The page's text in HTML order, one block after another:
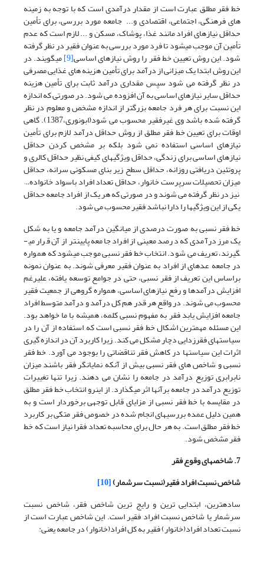
خط فقر مطلق عبارت است از مقدار درآمدی است که با توجه به زمینه
های فرهنگی، اجتماعی، اقتصادی و... جامعه مورد بررسی، برای تأمین
حداقل نیازهای افراد مانند غذا، پوشاک، مسکن و ... لازم است که عدم
تأمین آن موجب می­شود تا فرد مورد بررسی به عنوان فقیر در نظر گرفته
شود. این روش تعیین خط فقر را روش نیازهای اساسی[9] می­گویند. در
این روش ابتدا یک میزانی از درآمد برای تأمین هزینه های غذایی مصرفی
در نظر گرفته می شود سپس مقداری درآمد ثابت برای تأمین هزینه
حداقل سایر نیازهای اساسی به آن افزوده می شود. در صورتی که اندازه
این نسبت برای هر فرد جامعه بزرگتر از اندازه مشخص و معلوم در نظر
گرفته شده باشد وی غیرفقیر محسوب می شود(ابونوری،1387). گاهی
اوقات برای تعیین خط فقر مطلق از روش حداقل درآمد لازم برای تأمین
نیازهای اساسی استفاده نمی شود بلکه بر مشخص کردن حداقل
نیازهای اساسی برای زندگی، حداقل ویژگیهای کیفی نظیر حداقل کالری و
پروتئین دریافتی روزانه، حداقل سطح زیر بنای مسکونی سرانه، حداقل
میزان تحصیلات سرپرست خانوار، حداقل تعداد افراد باسواد خانواده…
نیز در نظر گرفته می شوند و در صورتی که هر یک از افراد جامعه حداقل
یکی از این ویژگیها را دارا نباشد فقیر محسوب می شود.
خط فقر نسبی به صورت درصدی از میانگین درآمد جامعه و یا به شکل
یک مرز درآمدی که درصد معینی از افراد جامعه پایین­تر از آن قرار می­
گیرند، تعریف می شود. انتخاب خط فقر نسبی موجب می­شود که همواره
در جامعه عده­ای از افراد به عنوان فقیر معرفی شوند. به عنوان نمونه
براساس این تعریف از فقر نسبی، حتی در جوامع توسعه یافته، علیرغم
افزایش درآمدها و رفع نیازهای اساسی، همواره گروهی از جمعیت فقیر
محسوب می شوند. در واقع هر قدر هم کل درآمد و درآمد متوسط افراد
جامعه افزایش یابد فقر به مفهوم نسبی کلمه، همیشه با ما خواهد بود.
این مسئله مهمترین اشکال خط فقر نسبی است که استفاده از آن را در
سیاستهای فقرزدایی دچار مشکل می کند. زیرا کاربرد آن در اندازه گیری
اثرات این سیاستها در کاهش فقر تناقضاتی را بوجود می آورد. خط فقر
نسبی و شاخص های فقر نسبی بیش از آنکه نمایانگر فقر باشند میزان
نابرابری توزیع درآمد در جامعه را نشان می دهند. زیرا تنها تغییرات
توزیع درآمد در جامعه برآنها اثر میگذارد. از اینرو انتخاب خط فقر مطلق
در مقایسه با خط فقر نسبی از مزایای قابل توجهی برخوردار است و به
همین دلیل عمده بررسیهای انجام شده در خصوص فقر متکی بر کاربرد
خط فقر مطلق است. به هر حال برای محاسبه تعداد فقرا نیاز است که خط
فقر مشخص شود.
7. شاخص­های
وقوعفقر
شاخص نسبت افراد فقیر(نسبت سرشمار)[10]
ساده­ترین، ابتدایی ترین و رایج ترین شاخص فقر، شاخص نسبت
سرشمار یا شاخص نسبت افراد فقیر است. این شاخص عبارت است از
نسبت تعداد افراد(خانوار) فقیر به کل افراد(خانوار) در جامعه یعنی: